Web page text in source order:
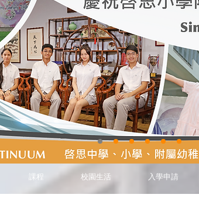
課程 校園生活 入學申請